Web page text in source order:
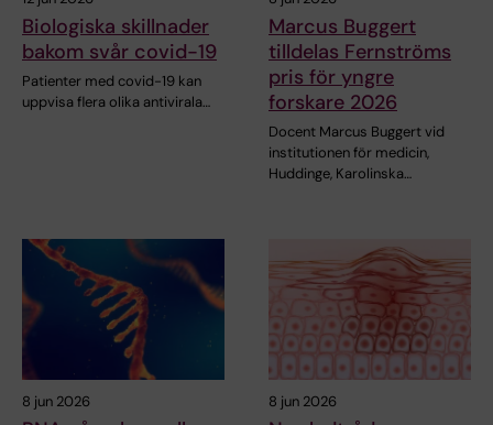
Biologiska skillnader
bakom svår covid-19
Patienter med covid-19 kan
uppvisa flera olika antivirala…
Marcus Buggert
tilldelas Fernströms
pris för yngre
forskare 2026
Docent Marcus Buggert vid
institutionen för medicin,
Huddinge, Karolinska…
8 jun 2026 8 jun 2026